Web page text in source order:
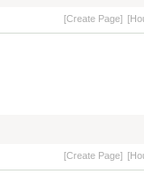
[Create Page]
[Create Page]